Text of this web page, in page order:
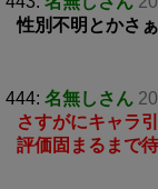
性別不明とかさぁ
444: 名無しさん
さすがにキャラ
評価固まるまで